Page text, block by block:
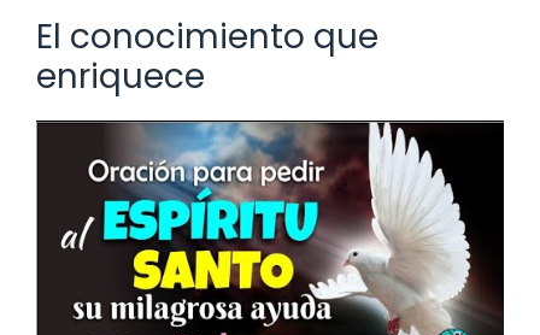
El conocimiento que
enriquece